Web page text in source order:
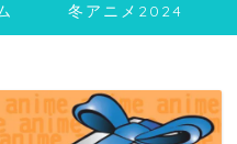
冬アニメ2024